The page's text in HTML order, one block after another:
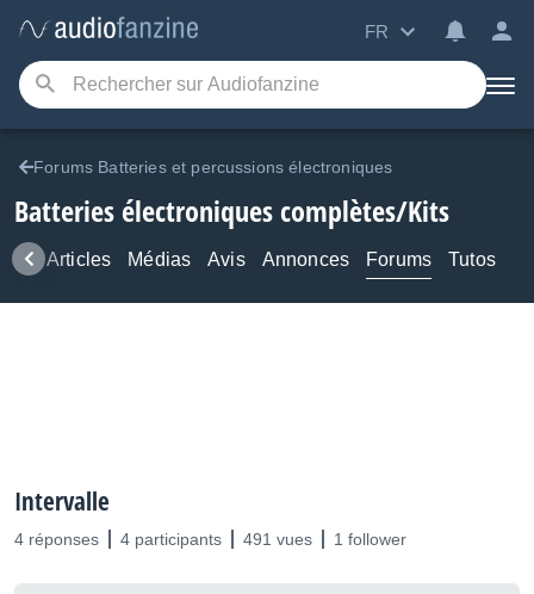
FR
Forums Batteries et percussions électroniques
Batteries électroniques complètes/Kits
Articles Médias Avis Annonces Forums Tutos
Intervalle
4 réponses 4 participants 491 vues 1 follower